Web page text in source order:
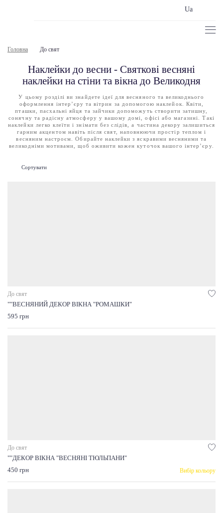
Ua
Головна До свят
Наклейки до весни - Святкові весняні
наклейки на стіни та вікна до Великодня
У цьому розділі ви знайдете ідеї для весняного та великоднього
оформлення інтер’єру та вітрин за допомогою наклейок. Квіти,
пташки, пасхальні яйця та зайчики допоможуть створити затишну,
сонячну та радісну атмосферу у вашому домі, офісі або магазині. Такі
наклейки легко клеїти і знімати без слідів, а частина декору залишиться
гарним акцентом навіть після свят, наповнюючи простір теплом і
весняним настроєм. Обирайте наклейки з яскравими весняними та
великодніми мотивами, щоб оживити кожен куточок вашого інтер’єру.
Сортувати
До свят
""ВЕСНЯНИЙ ДЕКОР ВІКНА "РОМАШКИ"
595 грн
До свят
""ДЕКОР ВІКНА "ВЕСНЯНІ ТЮЛЬПАНИ"
450 грн
Вибір кольору